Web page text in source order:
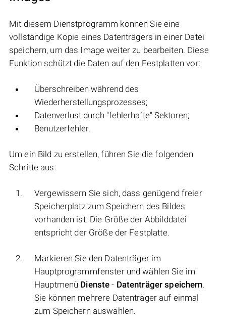
Mit diesem Dienstprogramm können Sie eine
vollständige Kopie eines Datenträgers in einer Datei
speichern, um das Image weiter zu bearbeiten. Diese
Funktion schützt die Daten auf den Festplatten vor:
Überschreiben während des
Wiederherstellungsprozesses;
Datenverlust durch "fehlerhafte" Sektoren;
Benutzerfehler.
Um ein Bild zu erstellen, führen Sie die folgenden
Schritte aus:
Vergewissern Sie sich, dass genügend freier
Speicherplatz zum Speichern des Bildes
vorhanden ist. Die Größe der Abbilddatei
entspricht der Größe der Festplatte.
Markieren Sie den Datenträger im
Hauptprogrammfenster und wählen Sie im
Hauptmenü Dienste - Datenträger speichern.
Sie können mehrere Datenträger auf einmal
zum Speichern auswählen.